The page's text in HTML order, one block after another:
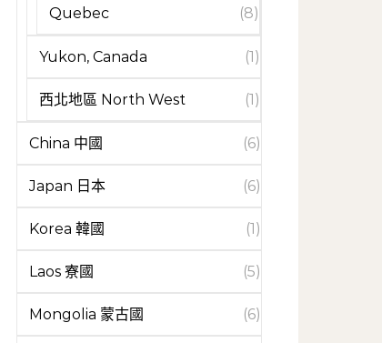
Quebec (8)
Yukon, Canada (1)
西北地區 North West (1)
China 中國 (6)
Japan 日本 (6)
Korea 韓國 (1)
Laos 寮國 (5)
Mongolia 蒙古國 (6)